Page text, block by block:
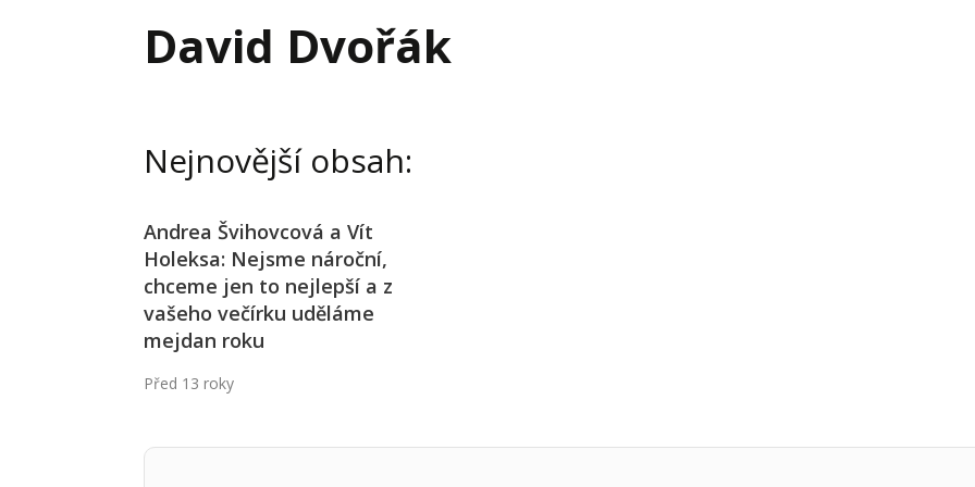
Interim management
Krizové řízení firmy
Projektové řízení
David Dvořák
Nejnovější obsah:
Andrea Švihovcová a Vít
Holeksa: Nejsme nároční,
chceme jen to nejlepší a z
vašeho večírku uděláme
mejdan roku
Před 13 roky